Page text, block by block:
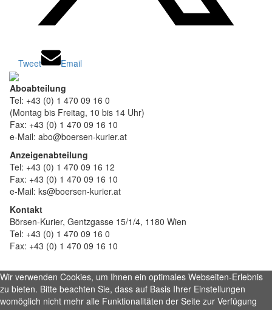
Tweet Email
Aboabteilung
Tel: +43 (0) 1 470 09 16 0
(Montag bis Freitag, 10 bis 14 Uhr)
Fax: +43 (0) 1 470 09 16 10
e-Mail: abo@boersen-kurier.at
Anzeigenabteilung
Tel: +43 (0) 1 470 09 16 12
Fax: +43 (0) 1 470 09 16 10
e-Mail: ks@boersen-kurier.at
Kontakt
Börsen-Kurier, Gentzgasse 15/1/4, 1180 Wien
Tel: +43 (0) 1 470 09 16 0
Fax: +43 (0) 1 470 09 16 10
Wir verwenden Cookies, um Ihnen ein optimales Webseiten-Erlebnis
zu bieten. Bitte beachten Sie, dass auf Basis Ihrer Einstellungen
womöglich nicht mehr alle Funktionalitäten der Seite zur Verfügung